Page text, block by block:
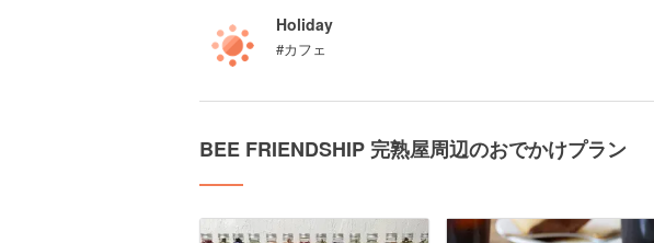
Holiday
#カフェ
BEE FRIENDSHIP 完熟屋周辺のおでかけプラン